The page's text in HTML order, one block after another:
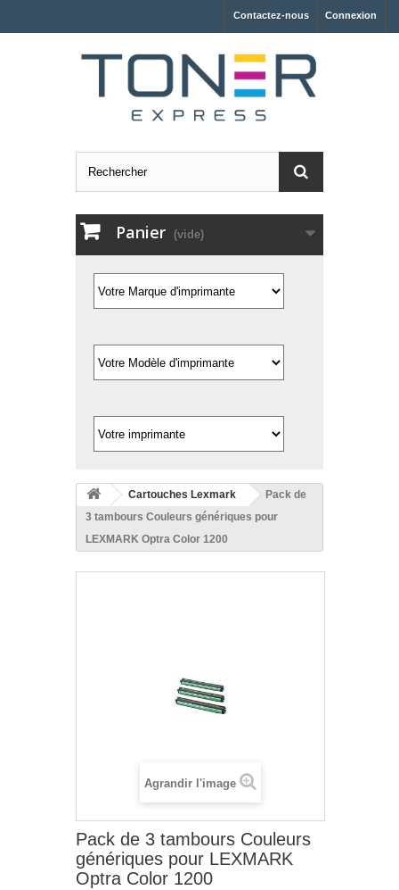
Connexion
Contactez-nous
Panier (vide)
Cartouches Lexmark
Pack de
3 tambours Couleurs génériques pour
LEXMARK Optra Color 1200
Agrandir l'image
Pack de 3 tambours Couleurs
génériques pour LEXMARK
Optra Color 1200